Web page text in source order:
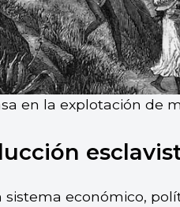
en la explotación de
económico,